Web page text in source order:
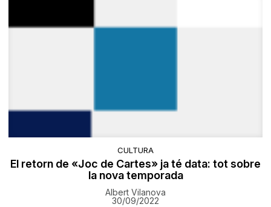
CULTURA
El retorn de «Joc de Cartes» ja té data: tot sobre
la nova temporada
Albert Vilanova
30/09/2022